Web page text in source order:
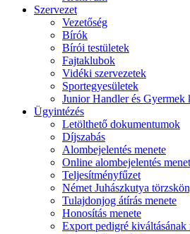
Szervezet
Vezetőség
Bírók
Bírói testületek
Fajtaklubok
Vidéki szervezetek
Sportegyesületek
Junior Handler és Gyermek
Ügyintézés
Letölthető dokumentumok
Díjszabás
Alombejelentés menete
Online alombejelentés
Teljesítményfűzet
Német Juhászkutya
Tulajdonjog átírás menete
Honosítás menete
Export pedigré kiváltásának